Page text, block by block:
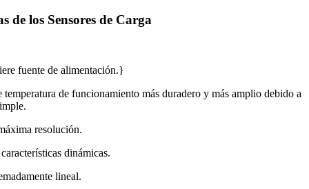
de los Sensores de Carga
fuente de alimentación.}
temperatura de funcionamiento más duradero y más amplio debido a
resolución.
dinámicas.
lineal.